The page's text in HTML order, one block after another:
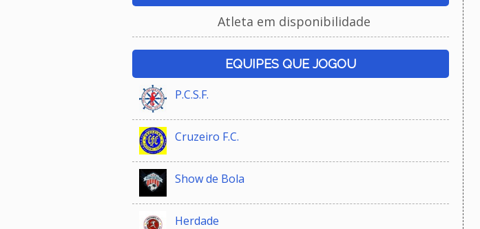
Atleta em disponibilidade
EQUIPES QUE JOGOU
P.C.S.F.
Cruzeiro F.C.
Show de Bola
Herdade